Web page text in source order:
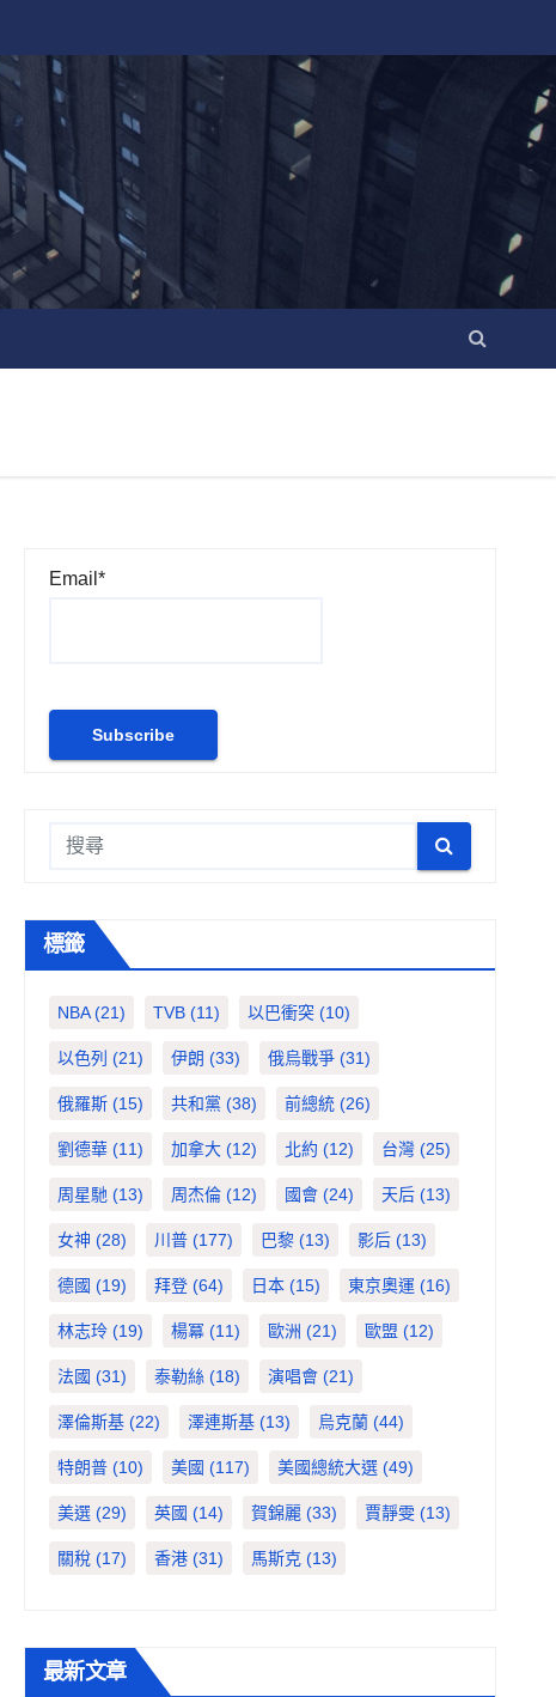
Email*
標籤
NBA(21) TVB (11) 以巴衝突 (10)
以色列 (21) 伊朗 (33) 俄烏戰爭 (31)
俄羅斯 (15) 共和黨 (38) 前總統 (26)
劉德華 (11) 加拿大 (12) 北約 (12) 台灣 (25)
周星馳 (13) 周杰倫 (12) 國會 (24) 天后 (13)
女神 (28) 川普 (177) 巴黎 (13) 影后 (13)
德國 (19) 拜登 (64) 日本 (15) 東京奧運 (16)
林志玲 (19) 楊冪 (11) 歐洲 (21) 歐盟 (12)
法國 (31) 泰勒絲 (18) 演唱會 (21)
澤倫斯基 (22) 澤連斯基 (13) 烏克蘭 (44)
特朗普 (10) 美國 (117) 美國總統大選 (49)
美選 (29) 英國 (14) 賀錦麗 (33) 賈靜雯 (13)
關稅 (17) 香港 (31) 馬斯克 (13)
最新文章